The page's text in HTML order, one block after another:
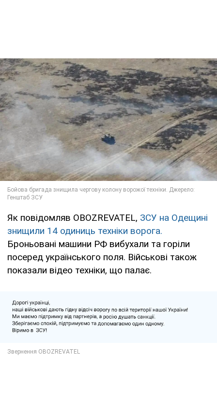
Як повідомляв OBOZREVATEL, ЗСУ на Одещині
знищили 14 одиниць техніки ворога.
Броньовані машини РФ вибухали та горіли
посеред українського поля. Військові також
показали відео техніки, що палає.